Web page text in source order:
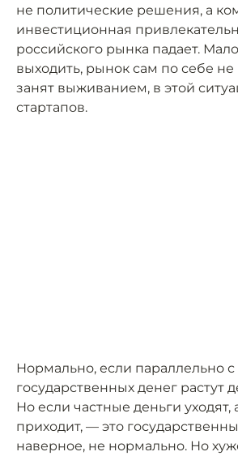
не политические решения, а
инвестиционная
российского рынка падает.
выходить, рынок сам по себе не
занят выживанием, в этой
стартапов.
Нормально, если параллельно с
государственных денег растут
Но если частные деньги уходят,
приходит, — это
наверное, не нормально. Но